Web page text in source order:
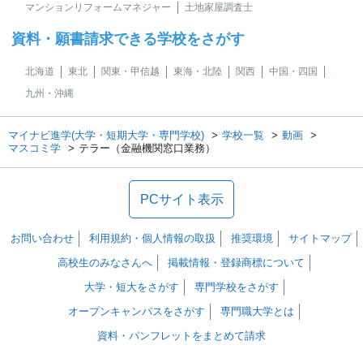
マンションリフォームマネジャー
土地家屋調査士
資料・願書請求できる学校をさがす
北海道 東北 関東・甲信越 東海・北陸 関西
中国・四国
九州・沖縄
マイナビ進学(大学・短期大学・専門学校) 学校一覧
動画
マスコミ学
テラー（金融機関窓口業務）
PCサイト表示
お問い合わせ 利用規約・個人情報の取扱 推奨環境
サイトマップ
高校生のみなさんへ
掲載情報・登録商標について
大学・短大をさがす
専門学校をさがす
オープンキャンパスをさがす
専門職大学とは
資料・パンフレットをまとめて請求